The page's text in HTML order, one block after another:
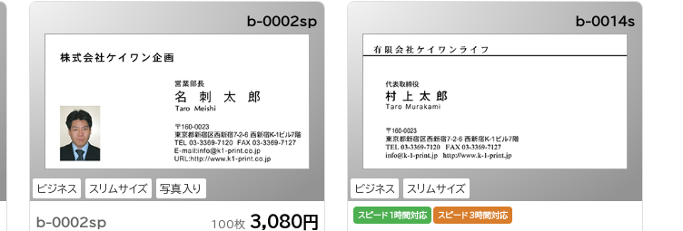
ビジネス スリムサイズ 写真入り
b-0002sp
b-0002sp 100枚 3,080円
ビジネス スリムサイズ
b-0014s
スピード1時間対応 スピード3時間対応